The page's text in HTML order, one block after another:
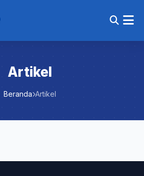
Artikel
Beranda Artikel